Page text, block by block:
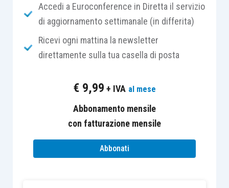
L’impasto viene tagliato a strisce con un taglio al
centro per formare un nodo.
spesso sostituita con quella al forno considerata
più salutare, infine ci si spolverizza lo zucchero a
velo oppure il miele.
Oggigiorno proliferano anche levarianticon
cioccolato e/o zucchero a velo, Alchermes, o
Accedi a Euroconference in Diretta il servizio
di aggiornamento settimanale (in differita)
Ricevi ogni mattina la newsletter
direttamente sulla tua casella di posta
€ 9,99 + IVA al mese
Abbonamento mensile
con fatturazione mensile
Abbonati